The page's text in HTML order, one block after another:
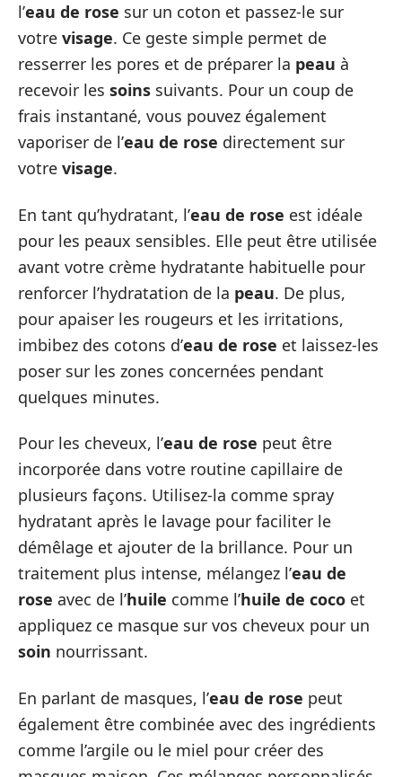
l’eau de rose sur un coton et passez-le sur
votre visage. Ce geste simple permet de
resserrer les pores et de préparer la peau à
recevoir les soins suivants. Pour un coup de
frais instantané, vous pouvez également
vaporiser de l’eau de rose directement sur
votre visage.
En tant qu’hydratant, l’eau de rose est idéale
pour les peaux sensibles. Elle peut être utilisée
avant votre crème hydratante habituelle pour
renforcer l’hydratation de la peau. De plus,
pour apaiser les rougeurs et les irritations,
imbibez des cotons d’eau de rose et laissez-les
poser sur les zones concernées pendant
quelques minutes.
Pour les cheveux, l’eau de rose peut être
incorporée dans votre routine capillaire de
plusieurs façons. Utilisez-la comme spray
hydratant après le lavage pour faciliter le
démêlage et ajouter de la brillance. Pour un
traitement plus intense, mélangez l’eau de
rose avec de l’huile comme l’huile de coco et
appliquez ce masque sur vos cheveux pour un
soin nourrissant.
En parlant de masques, l’eau de rose peut
également être combinée avec des ingrédients
comme l’argile ou le miel pour créer des